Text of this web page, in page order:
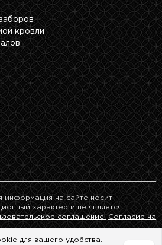
кровли
на сайте носит
характер и не является
соглашение.
Согласие на
для вашего удобства.